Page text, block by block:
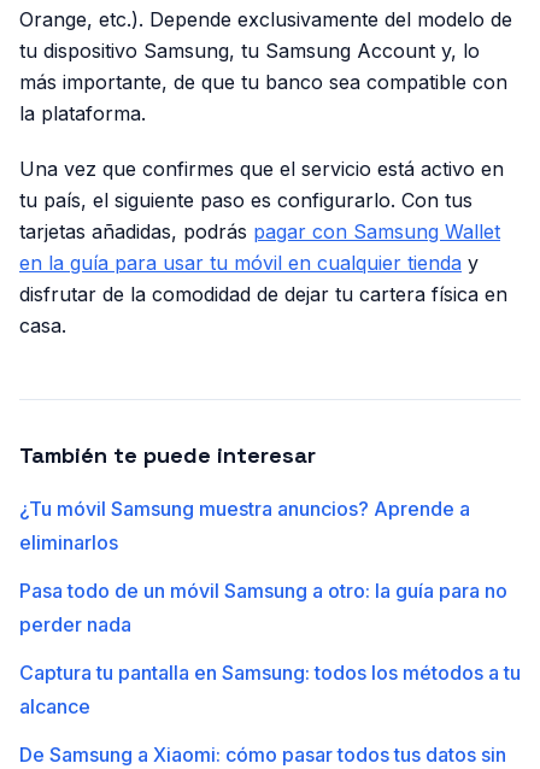
Orange, etc.). Depende exclusivamente del modelo de
tu dispositivo Samsung, tu Samsung Account y, lo
más importante, de que tu banco sea compatible con
la plataforma.
Una vez que confirmes que el servicio está activo en
tu país, el siguiente paso es configurarlo. Con tus
tarjetas añadidas, podrás pagar con Samsung Wallet
en la guía para usar tu móvil en cualquier tienda y
disfrutar de la comodidad de dejar tu cartera física en
casa.
También te puede interesar
¿Tu móvil Samsung muestra anuncios? Aprende a
eliminarlos
Pasa todo de un móvil Samsung a otro: la guía para no
perder nada
Captura tu pantalla en Samsung: todos los métodos a tu
alcance
De Samsung a Xiaomi: cómo pasar todos tus datos sin